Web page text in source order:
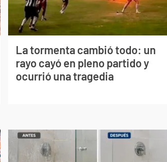
La tormenta cambió todo: un
rayo cayó en pleno partido y
ocurrió una tragedia